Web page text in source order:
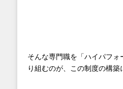
そんな専門職を「ハイパフォ
り組むのが、この制度の構築